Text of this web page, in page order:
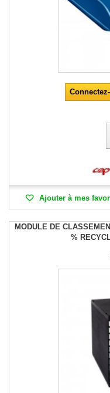
Ajouter à mes
MODULE DE
%